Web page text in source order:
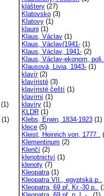
(1)
(1)
kláštery (27)
Klatovsko (3)
Klatovy (1)
klauni (1)
Klaus, Václav (1)
Klaus, Václav(1941- (1)
Klaus, Václav, 1941- (2)
Klaus, Václav-ekonom,
Klausová, Livia, 1943- (1)
klavír(2)
klavíristé (3)
klavíristé čeští (1)
klavírní (1)
klavíry (1)
KLDR (1)
Klebs, Erwin, 1834-1923 (1)
klece (5)
Kleist, Heinrich von, 1777..
Klementinum (2)
Klenčí (2)
klenotnictví (1)
klenoty (7)
Kleopatra(1)
Kleopatra VII., egyptská p..
Kleopatra, 69 př. Kr.-30 p..